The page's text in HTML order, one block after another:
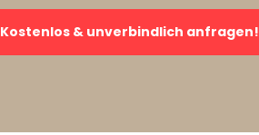
Kostenlos & unverbindlich anfragen!